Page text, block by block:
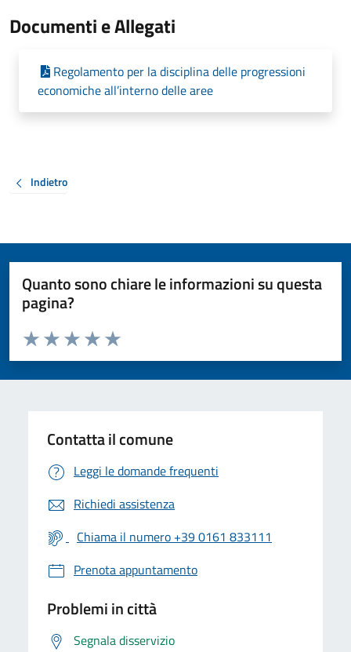
Documenti e Allegati
Regolamento per la disciplina delle progressioni
economiche all’interno delle aree
Indietro
Quanto sono chiare le informazioni su questa
pagina?
Valuta da 1 a 5 stelle la pagina
Valuta 5 stelle su 5
Valuta 4 stelle su 5
Valuta 3 stelle su 5
Valuta 2 stelle su 5
Valuta 1 stelle su 5
Contatta il comune
Leggi le domande frequenti
Richiedi assistenza
Chiama il numero +39 0161 833111
Prenota appuntamento
Problemi in città
Segnala disservizio